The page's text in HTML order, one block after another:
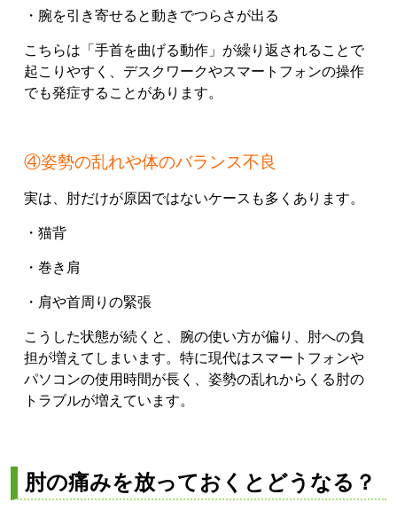
・腕を引き寄せると動きでつらさが出る
こちらは「手首を曲げる動作」が繰り返されることで
起こりやすく、デスクワークやスマートフォンの操作
でも発症することがあります。
④姿勢の乱れや体のバランス不良
実は、肘だけが原因ではないケースも多くあります。
・猫背
・巻き肩
・肩や首周りの緊張
こうした状態が続くと、腕の使い方が偏り、肘への負
担が増えてしまいます。特に現代はスマートフォンや
パソコンの使用時間が長く、姿勢の乱れからくる肘の
トラブルが増えています。
肘の痛みを放っておくとどうなる？